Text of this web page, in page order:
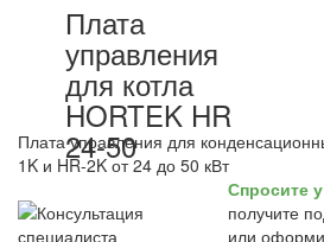
Плата
управления
для котла
HORTEK HR
24-50
Плата управления для
1K и HR-2K от 24 до 50 кВт
Спросите
получите
или